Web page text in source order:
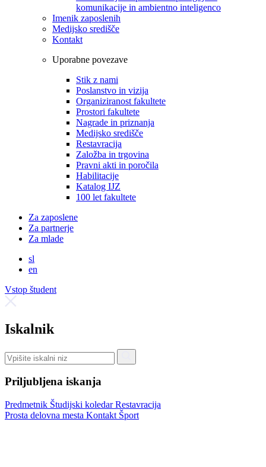
komunikacije in ambientno inteligenco
Imenik zaposlenih
Medijsko središče
Kontakt
Uporabne povezave
Stik z nami
Poslanstvo in vizija
Organiziranost fakultete
Prostori fakultete
Nagrade in priznanja
Medijsko središče
Restavracija
Založba in trgovina
Pravni akti in poročila
Habilitacije
Katalog IJZ
100 let fakultete
Za zaposlene
Za partnerje
Za mlade
sl
en
Vstop študent
Iskalnik
Priljubljena iskanja
Predmetnik Študijski koledarRestavracija
Prosta delovna mesta Kontakt Šport